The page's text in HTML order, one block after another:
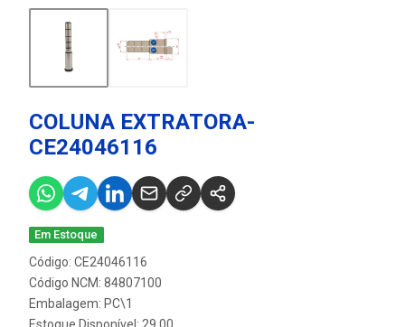
COLUNA EXTRATORA-
CE24046116
Em Estoque
Código: CE24046116
Código NCM: 84807100
Embalagem: PC\1